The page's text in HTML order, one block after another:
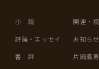
小 説
評論・エッセイ
書 評
関連・
お知らせ
片岡義